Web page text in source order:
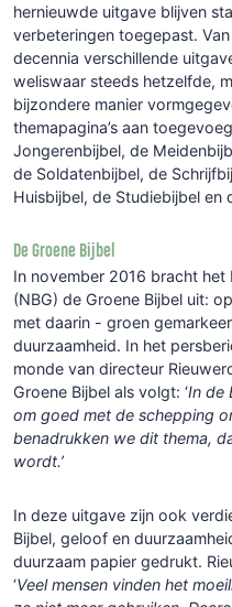
hernieuwde uitgave blijven
verbeteringen toegepast.
decennia verschillende
weliswaar steeds hetzelfde,
bijzondere manier
themapagina’s aan
Jongerenbijbel, de
de Soldatenbijbel, de
Huisbijbel, de Studiebijbel en
De Groene Bijbel
In november 2016 bracht
(NBG) de Groene Bijbel uit:
met daarin - groen
duurzaamheid. In het
monde van directeur
Groene Bijbel als volgt: ‘In de
om goed met de schepping
benadrukken we dit thema,
wordt.’
In deze uitgave zijn ook
Bijbel, geloof en
duurzaam papier gedrukt.
‘Veel mensen vinden het